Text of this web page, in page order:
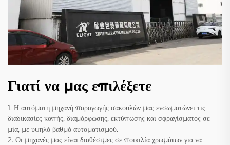
Γιατί να μας επιλέξετε
1. Η αυτόματη μηχανή παραγωγής σακουλών μας ενσωματώνει τις
διαδικασίες κοπής, διαμόρφωσης, εκτύπωσης και σφραγίσματος σε
μία, με υψηλό βαθμό αυτοματισμού.
2. Οι μηχανές μας είναι διαθέσιμες σε ποικιλία χρωμάτων για να